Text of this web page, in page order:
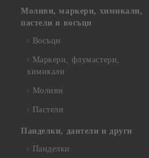
Моливи, маркери, химикали,
пастели и восъци
Восъци
Маркери, флумастери,
химикали
Моливи
Пастели
Панделки, дантели и други
Панделки